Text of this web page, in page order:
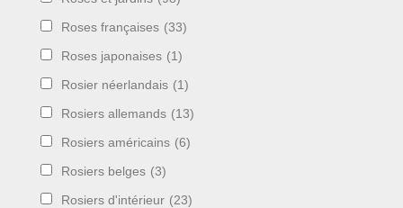
Roses françaises (33)
Roses japonaises (1)
Rosier néerlandais (1)
Rosiers allemands (13)
Rosiers américains (6)
Rosiers belges (3)
Rosiers d'intérieur (23)